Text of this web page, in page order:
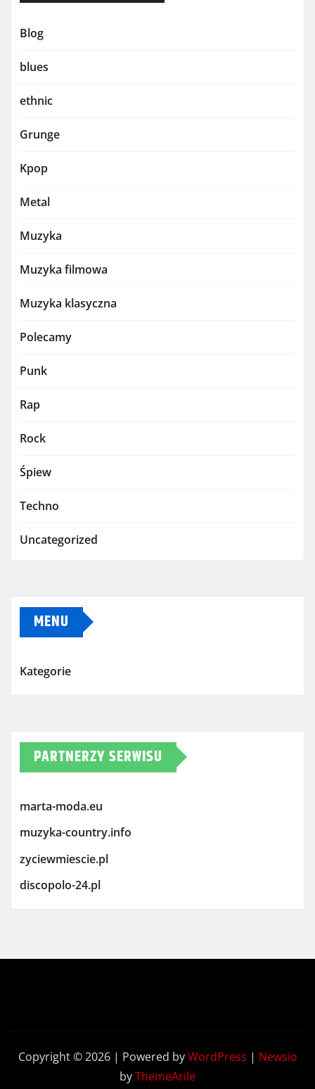
Blog
blues
ethnic
Grunge
Kpop
Metal
Muzyka
Muzyka filmowa
Muzyka klasyczna
Polecamy
Punk
Rap
Rock
Śpiew
Techno
Uncategorized
MENU
Kategorie
PARTNERZY SERWISU
marta-moda.eu
muzyka-country.info
zyciewmiescie.pl
discopolo-24.pl
Copyright © 2026 | Powered byWordPress | Newsio
byThemeArile